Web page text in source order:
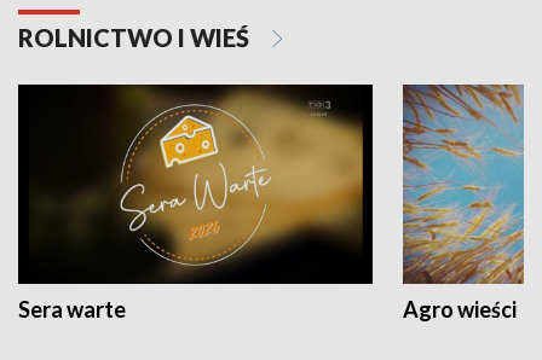
ROLNICTWO I WIEŚ
Sera warte Agro wieści